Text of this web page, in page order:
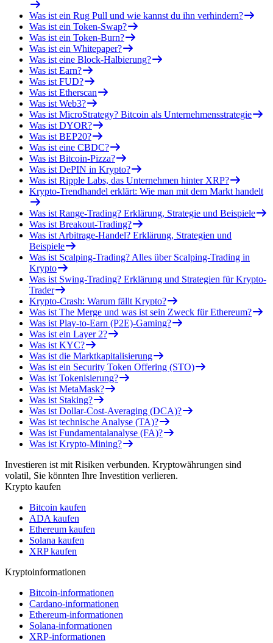
Was ist ein Rug Pull und wie kannst du ihn verhindern?
Was ist ein Token-Swap?
Was ist ein Token-Burn?
Was ist ein Whitepaper?
Was ist eine Block-Halbierung?
Was ist Earn?
Was ist FUD?
Was ist Etherscan
Was ist Web3?
Was ist MicroStrategy? Bitcoin als Unternehmensstrategie
Was ist DYOR?
Was ist BEP20?
Was ist eine CBDC?
Was ist Bitcoin-Pizza?
Was ist DePIN in Krypto?
Was ist Ripple Labs, das Unternehmen hinter XRP?
Krypto-Trendhandel erklärt: Wie man mit dem Markt handelt
Was ist Range-Trading? Erklärung, Strategie und Beispiele
Was ist Breakout-Trading?
Was ist Arbitrage-Handel? Erklärung, Strategien und
Beispiele
Was ist Scalping-Trading? Alles über Scalping-Trading in
Krypto
Was ist Swing-Trading? Erklärung und Strategien für Krypto-
Trader
Krypto-Crash: Warum fällt Krypto?
Was ist The Merge und was ist sein Zweck für Ethereum?
Was ist Play-to-Earn (P2E)-Gaming?
Was ist ein Layer 2?
Was ist KYC?
Was ist die Marktkapitalisierung
Was ist ein Security Token Offering (STO)
Was ist Tokenisierung?
Was ist MetaMask?
Was ist Staking?
Was ist Dollar-Cost-Averaging (DCA)?
Was ist technische Analyse (TA)?
Was ist Fundamentalanalyse (FA)?
Was ist Krypto-Mining?
Investieren ist mit Risiken verbunden. Kryptowährungen sind
volatil, Sie könnten Ihre Investition verlieren.
Krypto kaufen
Bitcoin kaufen
ADA kaufen
Ethereum kaufen
Solana kaufen
XRP kaufen
Kryptoinformationen
Bitcoin-informationen
Cardano-informationen
Ethereum-informationen
Solana-informationen
XRP-informationen